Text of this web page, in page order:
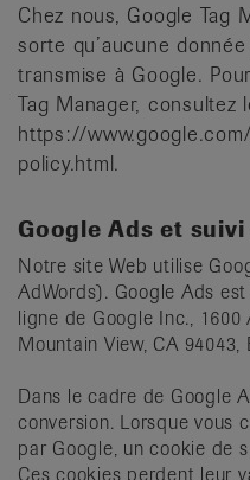
Chez nous, Google Tag
sorte qu’aucune
transmise à Google.
Tag Manager, consultez
https://
policy.html.
Google Ads et
Notre site Web utilise
AdWords). Google Ads
ligne de Google Inc., 1600
Mountain View, CA
Dans le cadre de Google
conversion. Lorsque vous
par Google, un cookie de
Ces cookies perdent leur